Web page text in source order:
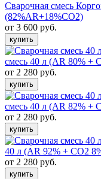
Сварочная смесь
(82%AR+18%CO2)
от 3 600 руб.
купить
смесь 40 л (AR 80% +
от 2 280 руб.
купить
смесь 40 л (AR 82% +
от 2 280 руб.
купить
40 л (AR 92% + CO2
от 2 280 руб.
купить